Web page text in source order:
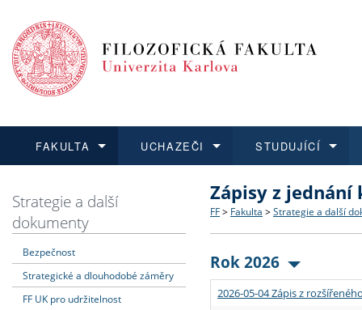
FAKULTA
Dozvědět se více
Struktura a historie
Strategie a další
Podpora a benefity pro
UCHAZEČI
Podat přihlášku
Co studovat a jak se
Učitelské studijní
Informace k průběhu
STUDUJÍCÍ
Dozvědět se více
Bakalářské a magisterské
Doktorské studium
Rigorózní řízení
Dozvědět se více
O vědě a výzkumu na FF
Akademické kvalifikace
Granty a projekty
Dozvědět se více
Aktuální nabídky a
Vyjíždějící studenti
Přijíždějící studenti
Strategie a další
dokumenty
Bezpečnost
Strategické a dlouhodobé záměry
FF UK pro udržitelnost
Zápisy z jednání
FF > Fakulta > Strategie a další
Rok 2026
2026-05-04 Zápis z